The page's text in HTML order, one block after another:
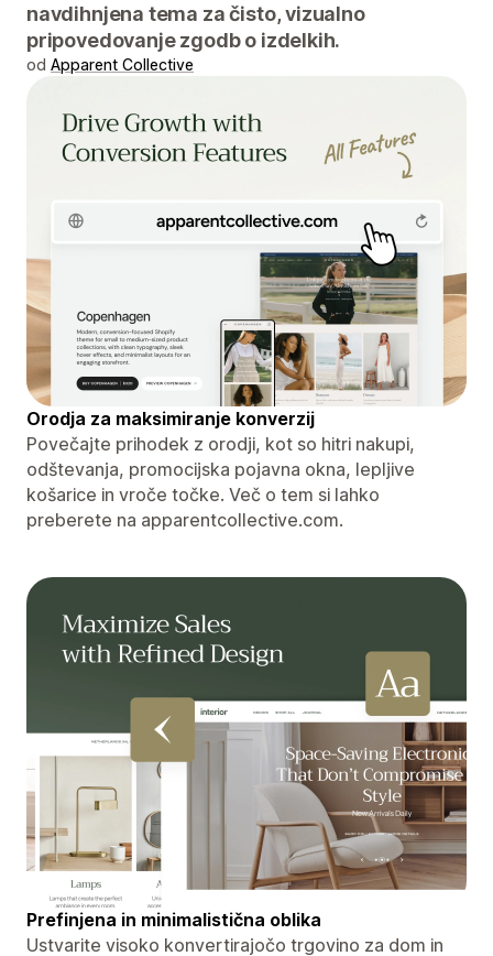
navdihnjena tema za čisto, vizualno
pripovedovanje zgodb o izdelkih.
od Apparent Collective
Orodja za maksimiranje konverzij
Povečajte prihodek z orodji, kot so hitri nakupi,
odštevanja, promocijska pojavna okna, lepljive
košarice in vroče točke. Več o tem si lahko
preberete na apparentcollective.com.
Prefinjena in minimalistična oblika
Ustvarite visoko konvertirajočo trgovino za dom in